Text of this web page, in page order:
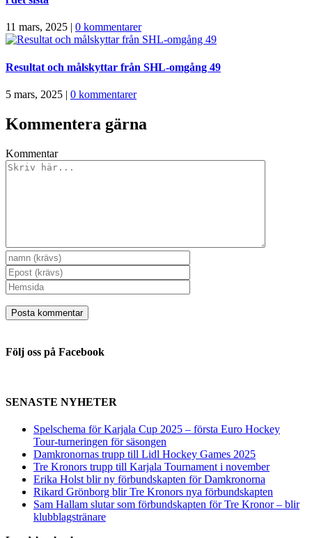
11 mars, 2025 0 kommentarer
Resultat och målskyttar från SHL-omgång 49
5 mars, 2025 | 0 kommentarer
Kommentera gärna
Kommentar
Följ oss på Facebook
SENASTE NYHETER
Spelschema för Karjala Cup 2025 – första Euro Hockey
Tour-turneringen för säsongen
Damkronornas trupp till Lidl Hockey Games 2025
Tre Kronors trupp till Karjala Tournament i november
Erika Holst blir ny förbundskapten för Damkronorna
Rikard Grönborg blir Tre Kronors nya förbundskapten
Sam Hallam slutar som förbundskapten för Tre Kronor – blir
klubblagstränare